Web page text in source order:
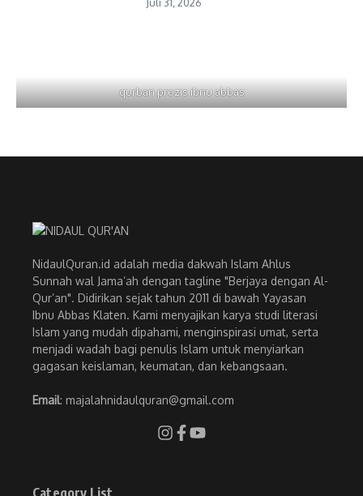
qurban prozis ibnu abbas
NidaulQuran.id adalah media dakwah Islam Ahlus
Sunnah wal Jama’ah dengan tagline "Berjaya dengan Al-
Qur’an". Didirikan sejak tahun 2011 di bawah Yayasan
Ibnu Abbas Klaten. Kami menyajikan karya studi literasi
Islam yang mudah dipahami, menginspirasi umat, serta
menjadi wadah bagi penulis Islam untuk menyiarkan
gagasan keislaman, keumatan, dan kebangsaan.
Email: majalahnidaulquran@gmail.com
Category List